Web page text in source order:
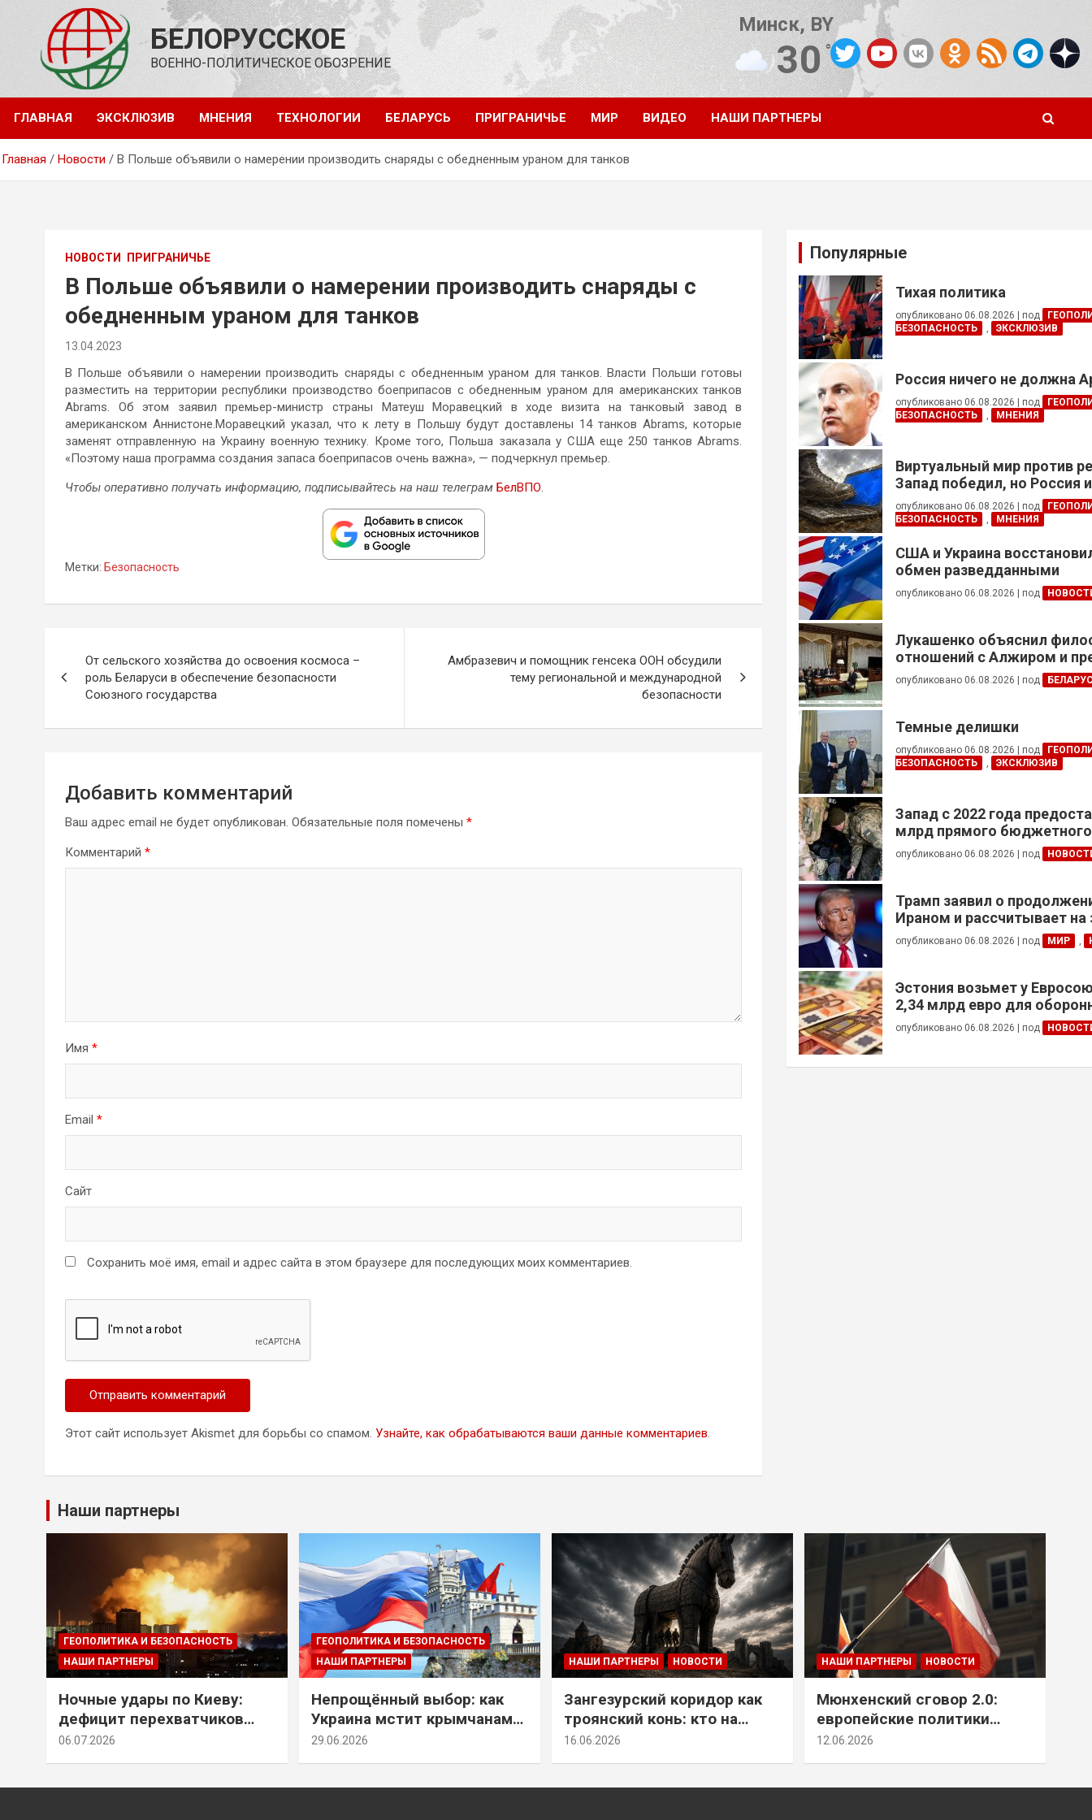
содержимому
БЕЛОРУССКОЕ
ВОЕННО-ПОЛИТИЧЕСКОЕ ОБОЗРЕНИЕ
Минск, BY
30°C
Погода от OpenWeatherMap
ГЛАВНАЯ ЭКСКЛЮЗИВ МНЕНИЯ ТЕХНОЛОГИИ БЕЛАРУСЬ ПРИГРАНИЧЬЕ МИР ВИДЕО НАШИ ПАРТНЕРЫ
Главная Новости В Польше объявили о намерении производить снаряды с обедненным ураном для танков
НОВОСТИ ПРИГРАНИЧЬЕ
В Польше объявили о намерении производить снаряды с
обедненным ураном для танков
13.04.2023
В Польше объявили о намерении производить снаряды с обедненным ураном для танков. Власти Польши готовы
разместить на территории республики производство боеприпасов с обедненным ураном для американских танков
Abrams. Об этом заявил премьер-министр страны Матеуш Моравецкий в ходе визита на танковый завод в
американском Аннистоне.Моравецкий указал, что к лету в Польшу будут доставлены 14 танков Abrams, которые
заменят отправленную на Украину военную технику. Кроме того, Польша заказала у США еще 250 танков Abrams.
«Поэтому наша программа создания запаса боеприпасов очень важна», — подчеркнул премьер.
Чтобы оперативно получать информацию, подписывайтесь на наш телеграм БелВПО.
Метки: Безопасность
по
От сельского хозяйства до освоения космоса –
роль Беларуси в обеспечение безопасности
Союзного государства
Амбразевич и помощник генсека ООН обсудили
тему региональной и международной
безопасности
Добавить комментарий
Ваш адрес email не будет опубликован. Обязательные поля помечены *
Комментарий *
Имя *
Email *
Сайт
Сохранить моё имя, email и адрес сайта в этом браузере для последующих моих комментариев.
Этот сайт использует Akismet для борьбы со спамом. Узнайте, как обрабатываются ваши данные комментариев.
Популярные
Тихая политика
опубликовано 06.08.2026 под
БЕЗОПАСНОСТЬ
, ЭКСКЛЮЗИВ
Россия ничего не должна
опубликовано 06.08.2026 под
БЕЗОПАСНОСТЬ
, МНЕНИЯ
Виртуальный мир против
Запад победил, но Россия
опубликовано 06.08.2026 под
БЕЗОПАСНОСТЬ
, МНЕНИЯ
США и Украина
обмен разведданными
опубликовано 06.08.2026 под
Лукашенко объяснил
отношений с Алжиром и
ускорить реализацию
опубликовано 06.08.2026 под
Темные делишки
опубликовано 06.08.2026 под
БЕЗОПАСНОСТЬ
, ЭКСКЛЮЗИВ
Запад с 2022 года
млрд прямого бюджетного
финансирования — глава
Украины
опубликовано 06.08.2026 под
Трамп заявил о
Ираном и рассчитывает на
сделки
опубликовано 06.08.2026 под МИР ,
Эстония возьмет у
2,34 млрд евро для
опубликовано 06.08.2026 под
Наши партнеры
ГЕОПОЛИТИКА И БЕЗОПАСНОСТЬ
НАШИ ПАРТНЕРЫ
Ночные удары по Киеву:
дефицит перехватчиков
Patriot и оборонительные
06.07.2026
ГЕОПОЛИТИКА И БЕЗОПАСНОСТЬ
НАШИ ПАРТНЕРЫ
Непрощённый выбор: как
Украина мстит крымчанам
за их историческое решение
29.06.2026
НАШИ ПАРТНЕРЫ НОВОСТИ
Зангезурский коридор как
троянский конь: кто на
самом деле осваивает юг
16.06.2026
НАШИ ПАРТНЕРЫ НОВОСТИ
Мюнхенский сговор 2.0:
европейские политики
снова растят монстра у
12.06.2026